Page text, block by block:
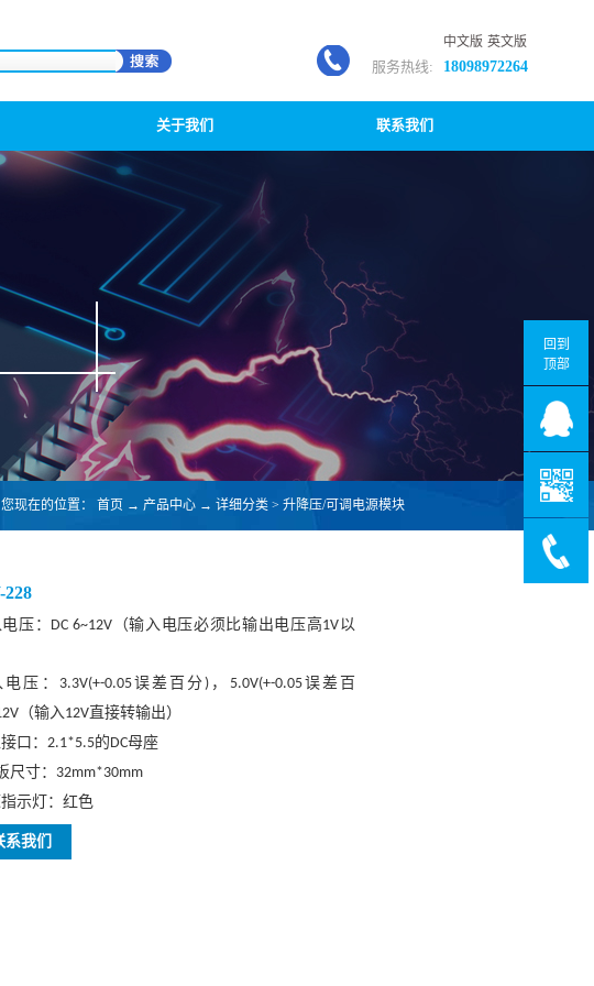
服务热线: 18098972264
中文版 英文版
关于我们 联系我们
您现在的位置： 首页 → 产品中心 → 详细分类 > 升降压/可调电源模块
系我们
228
压： DC 6~12V （输入电压必须比输出电压高1V以
压： 3.3V(+-0.05误差百分) ， 5.0V(+-0.05误差百
（输入12V直接转输出）
口 ： 2.1*5.5的DC母座
尺寸： 32mm*30mm
示灯：红色
回到
顶部